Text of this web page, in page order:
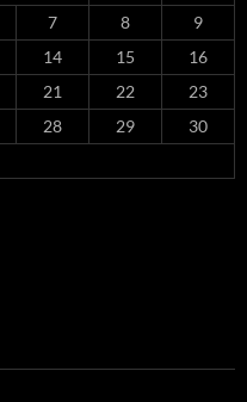
7 8
9
14 15
16
21 22
23
28 29
30